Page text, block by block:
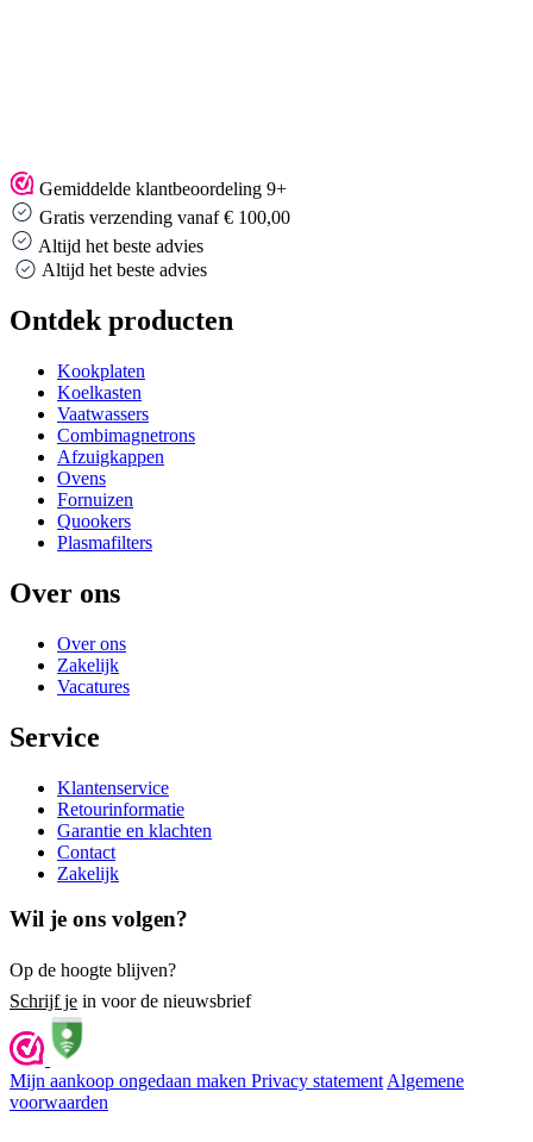
Gemiddelde klantbeoordeling 9+
Gratis verzending vanaf € 100,00
Altijd het beste advies
Altijd het beste advies
Ontdek producten
Kookplaten
Koelkasten
Vaatwassers
Combimagnetrons
Afzuigkappen
Ovens
Fornuizen
Quookers
Plasmafilters
Over ons
Over ons
Zakelijk
Vacatures
Service
Klantenservice
Retourinformatie
Garantie en klachten
Contact
Zakelijk
Wil je ons volgen?
Op de hoogte blijven?
Schrijf je in voor de nieuwsbrief
Mijn aankoop ongedaan maken Privacy statement Algemene
voorwaarden